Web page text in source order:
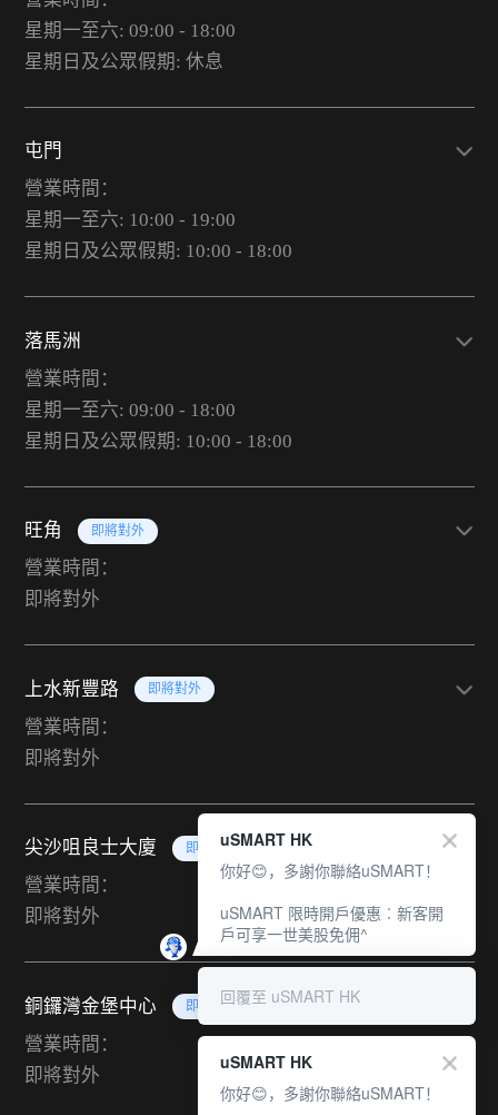
星期一至六: 09:00 - 18:00
星期日及公眾假期: 休息
屯門
營業時間：
星期一至六: 10:00 - 19:00
星期日及公眾假期: 10:00 - 18:00
落馬洲
營業時間：
星期一至六: 09:00 - 18:00
星期日及公眾假期: 10:00 - 18:00
旺角 即將對外
營業時間：
即將對外
上水新豐路 即將對外
營業時間：
即將對外
尖沙咀良士大廈 即將對外
營業時間：
即將對外
銅鑼灣金堡中心 即將對外
營業時間：
即將對外
uSMART HK
你好😊，多謝你聯絡uSMART！
uSMART 限時開戶優惠︰新客開
戶可享一世美股免佣^
回覆至 uSMART HK
uSMART HK
你好😊，多謝你聯絡uSMART！